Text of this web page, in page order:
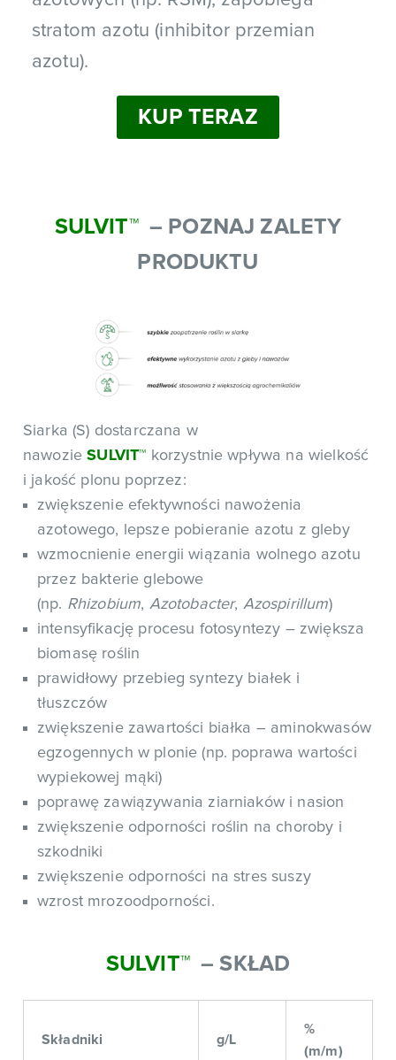
stratom azotu (inhibitor przemian
azotu).
KUP TERAZ
SULVIT™ – POZNAJ ZALETY
PRODUKTU
Siarka (S) dostarczana w
nawozieSULVIT™ korzystnie wpływa na wielkość
i jakość plonu poprzez:
zwiększenie efektywności nawożenia
azotowego, lepsze pobieranie azotu z gleby
wzmocnienie energii wiązania wolnego azotu
przez bakterie glebowe
(np. Rhizobium, Azotobacter, Azospirillum)
intensyfikację procesu fotosyntezy – zwiększa
biomasę roślin
prawidłowy przebieg syntezy białek i
tłuszczów
zwiększenie zawartości białka – aminokwasów
egzogennych w plonie (np. poprawa wartości
wypiekowej mąki)
poprawę zawiązywania ziarniaków i nasion
zwiększenie odporności roślin na choroby i
szkodniki
zwiększenie odporności na stres suszy
wzrost mrozoodporności.
SULVIT™ – SKŁAD
Składniki g/L
%
(m/m)